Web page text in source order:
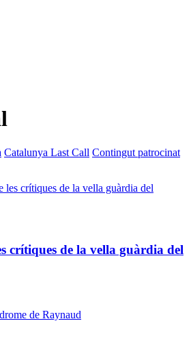
Catalunya Last Call Contingut patrocinat
crítiques de la vella guàrdia del